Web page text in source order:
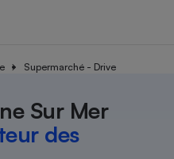
Supermarché - Drive
Sur Mer
des
Additifs
Organismes de défense
Système judiciaire
Achat - Vente - Travaux
Démarche administrative
Train
Transport aérien